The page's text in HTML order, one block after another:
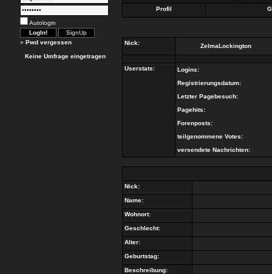
Autologin
» Pwd vergessen
Keine Umfrage eingetragen
Profil
Nick: ZelmaLockington
Userstats:
Logins:
Registrierungsdatum:
Letzter Pagebesuch:
Pagehits:
Forenposts:
teilgenommene Votes:
versendete Nachrichten:
Nick:
Name:
Wohnort:
Geschlecht:
Alter:
Geburtstag:
Beschreibung: